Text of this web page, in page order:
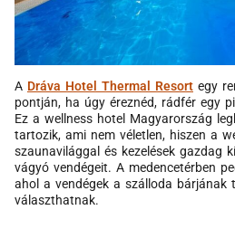
A Dráva Hotel Thermal Resort egy
pontján, ha úgy éreznéd, rádfér egy
Ez a wellness hotel Magyarország
tartozik, ami nem véletlen, hiszen a
szaunavilággal és kezelések gazdag
vágyó vendégeit. A medencetérben
ahol a vendégek a szálloda bárjának
választhatnak.